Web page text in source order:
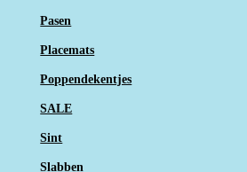
Pasen
Placemats
Poppendekentjes
SALE
Sint
Slabben